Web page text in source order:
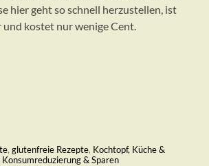
hier geht so schnell herzustellen, ist
und kostet nur wenige Cent.
,glutenfreie Rezepte, Kochtopf, Küche &
Konsumreduzierung & Sparen